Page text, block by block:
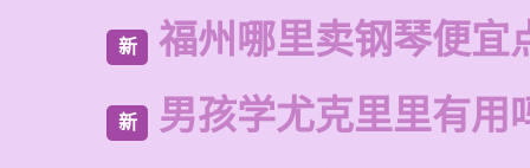
新 福州哪里卖钢琴便宜
新 男孩学尤克里里有用